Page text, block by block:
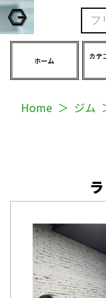
ホーム
カテ
Home ジム